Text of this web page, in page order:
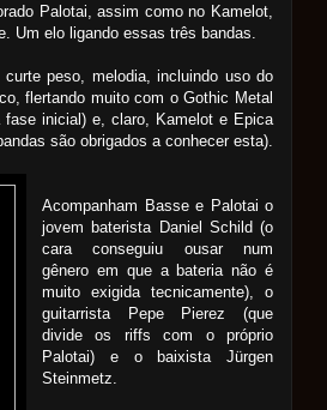
Palotai, assim como no Kamelot,
Um elo ligando essas três bandas.
curte peso, melodia, incluindo uso do
flertando muito com o Gothic Metal
inicial) e, claro, Kamelot e Epica
são obrigados a conhecer esta).
Acompanham Basse e Palotai o
jovem baterista Daniel Schild (o
cara conseguiu ousar num
gênero em que a bateria não é
muito exigida tecnicamente), o
guitarrista Pepe Pierez (que
divide os riffs com o próprio
Palotai) e o baixista Jürgen
Steinmetz.